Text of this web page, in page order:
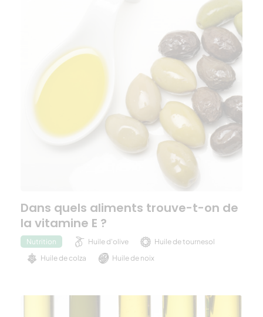
Dans quels aliments trouve-t-on de
la vitamine E ?
Nutrition Huile d'olive
Huile de tournesol
Huile de colza
Huile de noix